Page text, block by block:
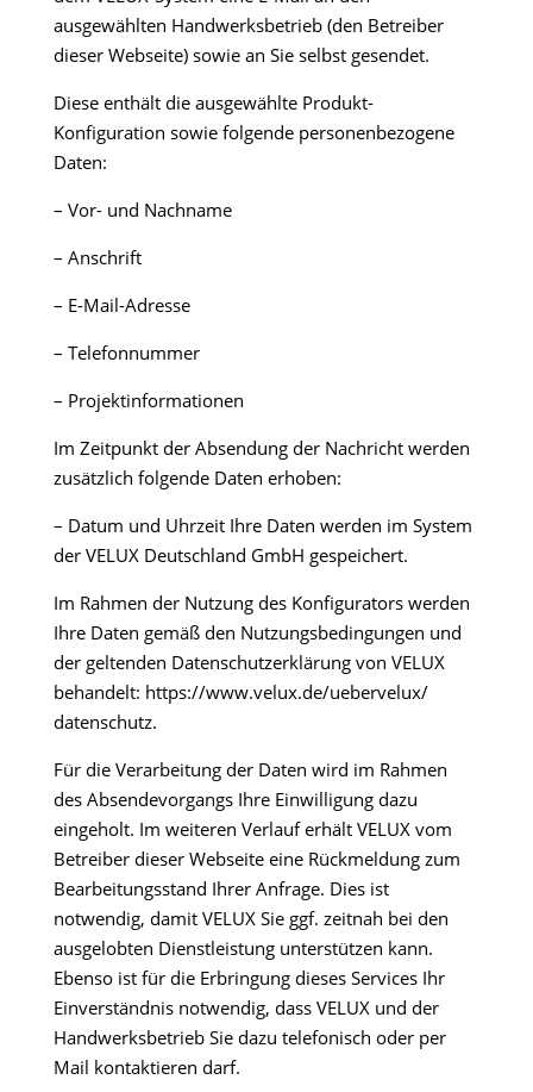
ausgewählten Handwerksbetrieb (den Betreiber
dieser Webseite) sowie an Sie selbst gesendet.
Diese enthält die ausgewählte Produkt-
Konfiguration sowie folgende personenbezogene
Daten:
– Vor- und Nachname
– Anschrift
– E-Mail-Adresse
– Telefonnummer
– Projektinformationen
Im Zeitpunkt der Absendung der Nachricht werden
zusätzlich folgende Daten erhoben:
– Datum und Uhrzeit Ihre Daten werden im System
der VELUX Deutschland GmbH gespeichert.
Im Rahmen der Nutzung des Konfigurators werden
Ihre Daten gemäß den Nutzungsbedingungen und
der geltenden Datenschutzerklärung von VELUX
behandelt: https://www.velux.de/uebervelux/
datenschutz.
Für die Verarbeitung der Daten wird im Rahmen
des Absendevorgangs Ihre Einwilligung dazu
eingeholt. Im weiteren Verlauf erhält VELUX vom
Betreiber dieser Webseite eine Rückmeldung zum
Bearbeitungsstand Ihrer Anfrage. Dies ist
notwendig, damit VELUX Sie ggf. zeitnah bei den
ausgelobten Dienstleistung unterstützen kann.
Ebenso ist für die Erbringung dieses Services Ihr
Einverständnis notwendig, dass VELUX und der
Handwerksbetrieb Sie dazu telefonisch oder per
Mail kontaktieren darf.